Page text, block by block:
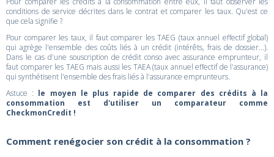
conditions de service décrites dans le contrat et comparer les taux. Qu'est ce
que cela signifie ?
Pour comparer les taux, il faut comparer les TAEG (taux annuel effectif global)
qui agrège l'ensemble des coûts liés à un crédit (intérêts, frais de dossier...).
Dans le cas d'une souscription de crédit conso avec assurance emprunteur, il
faut comparer les TAEG mais aussi les TAEA (taux annuel effectif de l'assurance)
qui synthétisent l'ensemble des frais liés à l'assurance emprunteurs.
Astuce : le moyen le plus rapide de comparer des crédits à la
consommation est d'utiliser un comparateur comme
CheckmonCredit !
Comment renégocier son crédit à la consommation ?